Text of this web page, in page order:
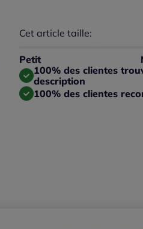
d'avis :
d'avis :
avis disponible
avis disponible
avis disponible
Cet article taille:
Petit
Répartition du taillant selon
Taille grand : 0%
100% des clientes
description
100% des clientes